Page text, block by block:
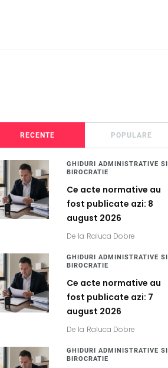
RECENTE POPULARE
GHIDURI ADMINISTRATIVE SI
BIROCRATIE
Ce acte normative au
fost publicate azi: 8
august 2026
De la Raluca Dobre
GHIDURI ADMINISTRATIVE SI
BIROCRATIE
Ce acte normative au
fost publicate azi: 7
august 2026
De la Raluca Dobre
GHIDURI ADMINISTRATIVE SI
BIROCRATIE